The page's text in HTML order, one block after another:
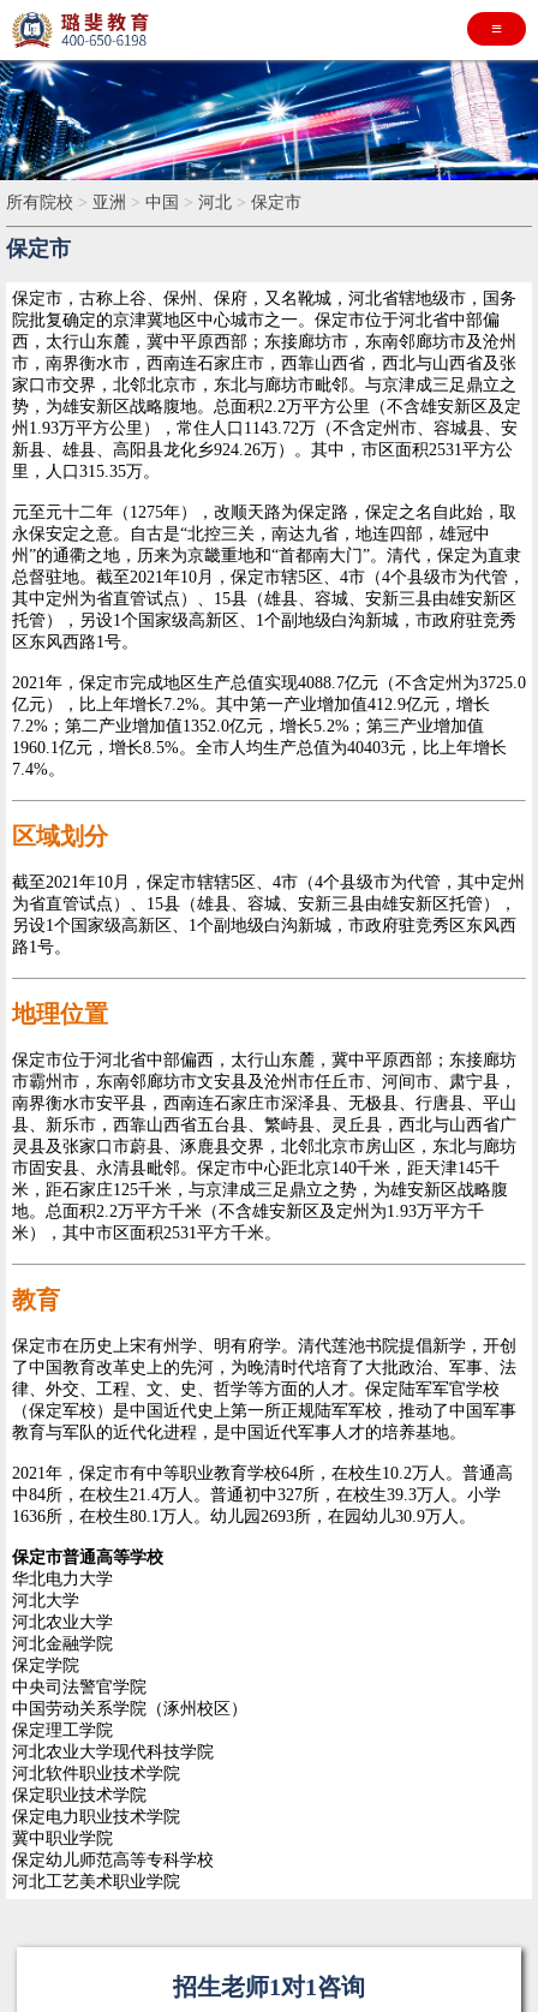
≡
所有院校 > 亚洲 > 中国 > 河北 > 保定市
保定市
保定市，古称上谷、保州、保府，又名靴城，河北省辖地级市，国务
院批复确定的京津冀地区中心城市之一。保定市位于河北省中部偏
西，太行山东麓，冀中平原西部；东接廊坊市，东南邻廊坊市及沧州
市，南界衡水市，西南连石家庄市，西靠山西省，西北与山西省及张
家口市交界，北邻北京市，东北与廊坊市毗邻。与京津成三足鼎立之
势，为雄安新区战略腹地。总面积2.2万平方公里（不含雄安新区及定
州1.93万平方公里），常住人口1143.72万（不含定州市、容城县、安
新县、雄县、高阳县龙化乡924.26万）。其中，市区面积2531平方公
里，人口315.35万。
元至元十二年（1275年），改顺天路为保定路，保定之名自此始，取
永保安定之意。自古是“北控三关，南达九省，地连四部，雄冠中
州”的通衢之地，历来为京畿重地和“首都南大门”。清代，保定为直隶
总督驻地。截至2021年10月，保定市辖5区、4市（4个县级市为代管，
其中定州为省直管试点）、15县（雄县、容城、安新三县由雄安新区
托管），另设1个国家级高新区、1个副地级白沟新城，市政府驻竞秀
区东风西路1号。
2021年，保定市完成地区生产总值实现4088.7亿元（不含定州为3725.0
亿元），比上年增长7.2%。其中第一产业增加值412.9亿元，增长
7.2%；第二产业增加值1352.0亿元，增长5.2%；第三产业增加值
1960.1亿元，增长8.5%。全市人均生产总值为40403元，比上年增长
7.4%。
区域划分
截至2021年10月，保定市辖辖5区、4市（4个县级市为代管，其中定州
为省直管试点）、15县（雄县、容城、安新三县由雄安新区托管），
另设1个国家级高新区、1个副地级白沟新城，市政府驻竞秀区东风西
路1号。
地理位置
保定市位于河北省中部偏西，太行山东麓，冀中平原西部；东接廊坊
市霸州市，东南邻廊坊市文安县及沧州市任丘市、河间市、肃宁县，
南界衡水市安平县，西南连石家庄市深泽县、无极县、行唐县、平山
县、新乐市，西靠山西省五台县、繁峙县、灵丘县，西北与山西省广
灵县及张家口市蔚县、涿鹿县交界，北邻北京市房山区，东北与廊坊
市固安县、永清县毗邻。保定市中心距北京140千米，距天津145千
米，距石家庄125千米，与京津成三足鼎立之势，为雄安新区战略腹
地。总面积2.2万平方千米（不含雄安新区及定州为1.93万平方千
米），其中市区面积2531平方千米。
教育
保定市在历史上宋有州学、明有府学。清代莲池书院提倡新学，开创
了中国教育改革史上的先河，为晚清时代培育了大批政治、军事、法
律、外交、工程、文、史、哲学等方面的人才。保定陆军军官学校
（保定军校）是中国近代史上第一所正规陆军军校，推动了中国军事
教育与军队的近代化进程，是中国近代军事人才的培养基地。
2021年，保定市有中等职业教育学校64所，在校生10.2万人。普通高
中84所，在校生21.4万人。普通初中327所，在校生39.3万人。小学
1636所，在校生80.1万人。幼儿园2693所，在园幼儿30.9万人。
保定市普通高等学校
华北电力大学
河北大学
河北农业大学
河北金融学院
保定学院
中央司法警官学院
中国劳动关系学院（涿州校区）
保定理工学院
河北农业大学现代科技学院
河北软件职业技术学院
保定职业技术学院
保定电力职业技术学院
冀中职业学院
保定幼儿师范高等专科学校
河北工艺美术职业学院
招生老师1对1咨询